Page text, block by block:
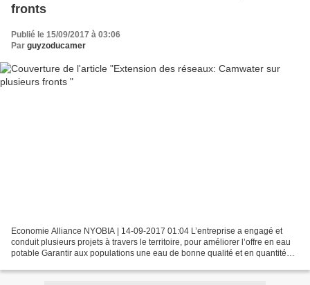
fronts
Publié le 15/09/2017 à 03:06
Par guyzoducamer
Economie Alliance NYOBIA | 14-09-2017 01:04 L’entreprise a engagé et
conduit plusieurs projets à travers le territoire, pour améliorer l’offre en eau
potable Garantir aux populations une eau de bonne qualité et en quantité